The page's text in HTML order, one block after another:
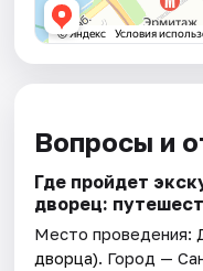
Вопросы и
Где пройдет
дворец:
Место проведения:
дворца). Город —